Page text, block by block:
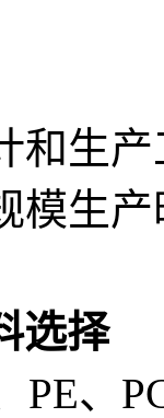
和生
模生
选择
PE、